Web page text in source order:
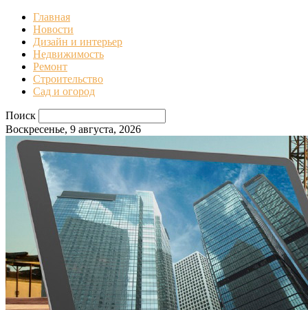
Главная
Новости
Дизайн и интерьер
Недвижимость
Ремонт
Строительство
Сад и огород
Поиск
Воскресенье, 9 августа, 2026